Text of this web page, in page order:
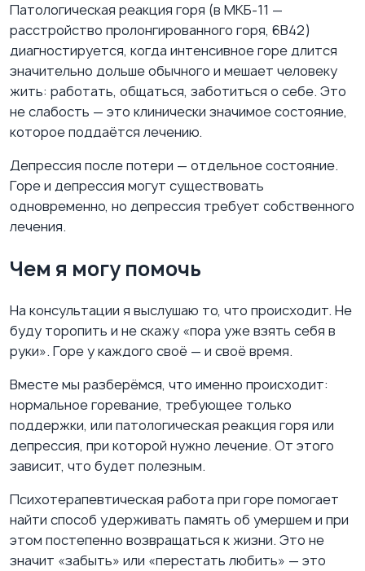
Патологическая реакция горя (в МКБ-11 —
расстройство пролонгированного горя, 6B42)
диагностируется, когда интенсивное горе длится
значительно дольше обычного и мешает человеку
жить: работать, общаться, заботиться о себе. Это
не слабость — это клинически значимое состояние,
которое поддаётся лечению.
Депрессия после потери — отдельное состояние.
Горе и депрессия могут существовать
одновременно, но депрессия требует собственного
лечения.
Чем я могу помочь
На консультации я выслушаю то, что происходит. Не
буду торопить и не скажу «пора уже взять себя в
руки». Горе у каждого своё — и своё время.
Вместе мы разберёмся, что именно происходит:
нормальное горевание, требующее только
поддержки, или патологическая реакция горя или
депрессия, при которой нужно лечение. От этого
зависит, что будет полезным.
Психотерапевтическая работа при горе помогает
найти способ удерживать память об умершем и при
этом постепенно возвращаться к жизни. Это не
значит «забыть» или «перестать любить» — это